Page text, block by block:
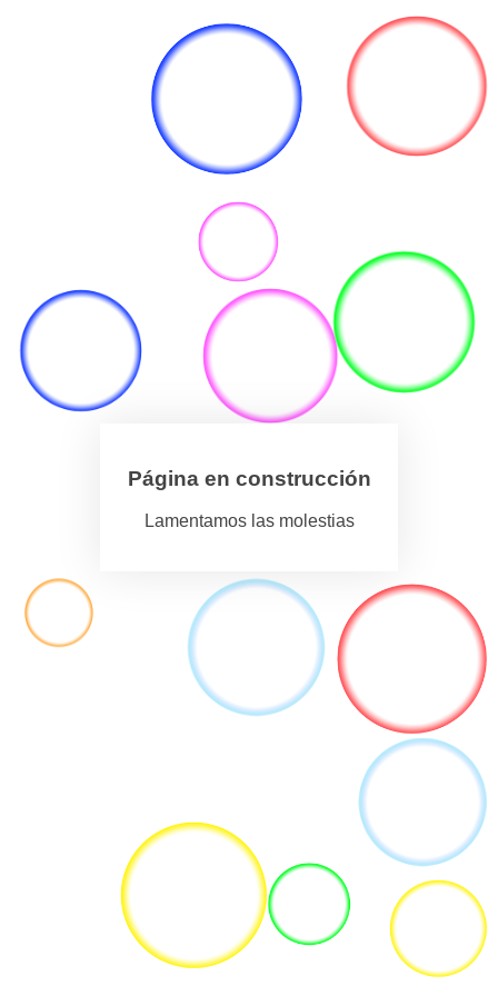
Página en construcción
Lamentamos las molestias